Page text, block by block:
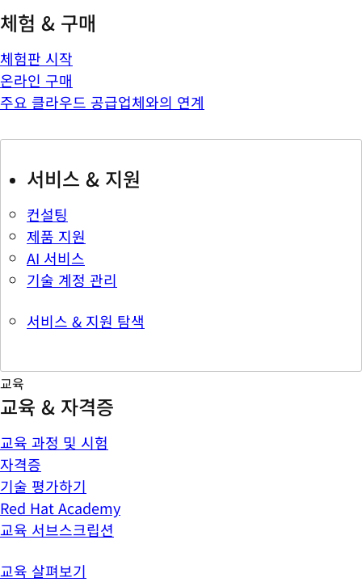
체험 & 구매
체험판 시작
온라인 구매
주요 클라우드 공급업체와의 연계
서비스 & 지원
컨설팅
제품 지원
AI 서비스
기술 계정 관리
서비스 & 지원 탐색
교육
교육 & 자격증
교육 과정 및 시험
자격증
기술 평가하기
Red Hat Academy
교육 서브스크립션
교육 살펴보기